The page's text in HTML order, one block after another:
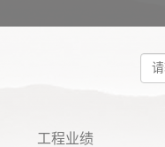
工程业绩